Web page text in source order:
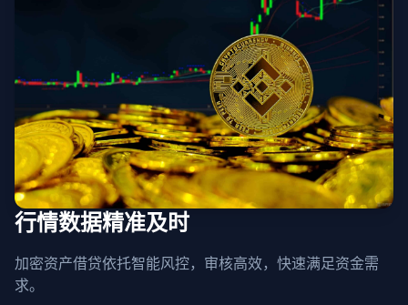
行情数据精准及时
加密资产借贷依托智能风控，审核高效，快速满足资金需
求。